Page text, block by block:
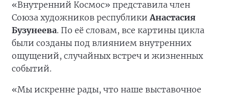
«Внутренний Космос» представила член
Союза художников республики Анастасия
Бузунеева. По её словам, все картины цикла
были созданы под влиянием внутренних
ощущений, случайных встреч и жизненных
событий.
«Мы искренне рады, что наше выставочное